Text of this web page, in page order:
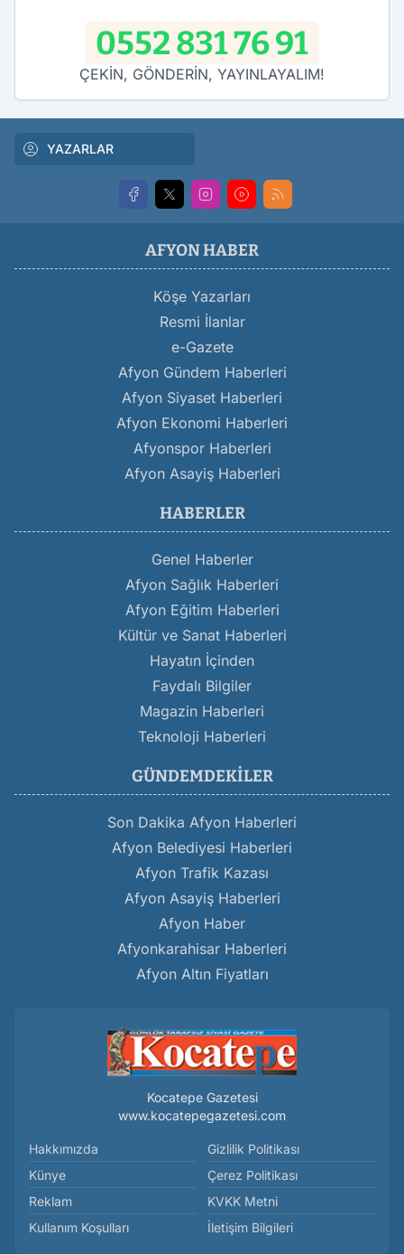
0552 831 76 91
ÇEKİN, GÖNDERİN, YAYINLAYALIM!
YAZARLAR
AFYON HABER
Köşe Yazarları
Resmi İlanlar
e-Gazete
Afyon Gündem Haberleri
Afyon Siyaset Haberleri
Afyon Ekonomi Haberleri
Afyonspor Haberleri
Afyon Asayiş Haberleri
HABERLER
Genel Haberler
Afyon Sağlık Haberleri
Afyon Eğitim Haberleri
Kültür ve Sanat Haberleri
Hayatın İçinden
Faydalı Bilgiler
Magazin Haberleri
Teknoloji Haberleri
GÜNDEMDEKILER
Son Dakika Afyon Haberleri
Afyon Belediyesi Haberleri
Afyon Trafik Kazası
Afyon Asayiş Haberleri
Afyon Haber
Afyonkarahisar Haberleri
Afyon Altın Fiyatları
Kocatepe Gazetesi
www.kocatepegazetesi.com
Hakkımızda
Künye
Reklam
Kullanım Koşulları
Gizlilik Politikası
Çerez Politikası
KVKK Metni
İletişim Bilgileri